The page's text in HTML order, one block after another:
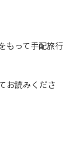
なくても、上
の濁りに注意
中止する。
ついての注意
もって手配旅行
お読みくださ